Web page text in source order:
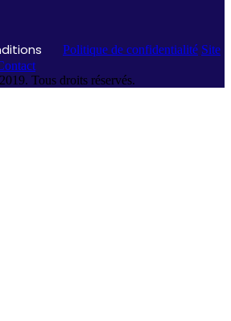
Politique de confidentialité Site
2019. Tous droits réservés.